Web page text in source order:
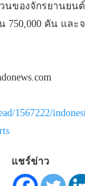
นของจักรยานยน
750,000 คัน และ
1567222/
แชร์ข่าว